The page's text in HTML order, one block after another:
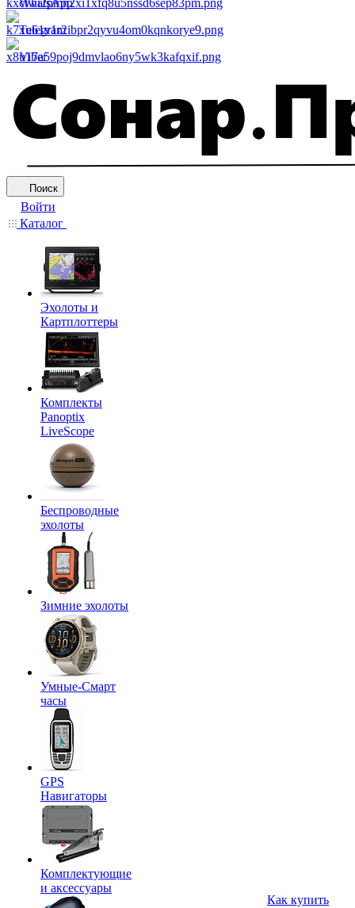
WhatsApp
Telegram
Viber
Поиск
Войти
Каталог
Эхолоты и
Картплоттеры
Комплекты
Panoptix
LiveScope
Беспроводные
эхолоты
Зимние эхолоты
Умные-Смарт
часы
GPS
Навигаторы
Комплектующие
и аксессуары
Как купить